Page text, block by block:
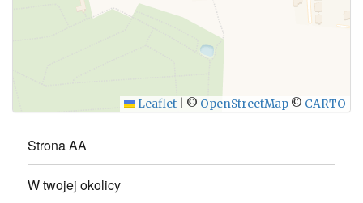
WYŚLIJ
Leaflet © OpenStreetMap © CARTO
Strona AA
W twojej okolicy